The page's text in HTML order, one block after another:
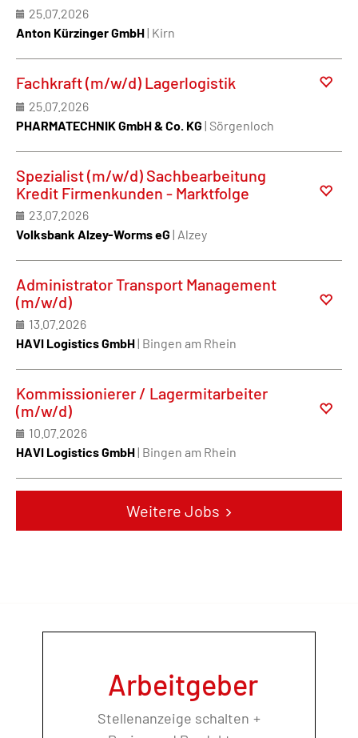
25.07.2026
Anton Kürzinger GmbH| Kirn
Fachkraft (m/w/d) Lagerlogistik
25.07.2026
PHARMATECHNIK GmbH & Co. KG | Sörgenloch
Spezialist (m/w/d) Sachbearbeitung
Kredit Firmenkunden - Marktfolge
23.07.2026
Volksbank Alzey-Worms eG | Alzey
Administrator Transport Management
(m/w/d)
13.07.2026
HAVI Logistics GmbH| Bingen am Rhein
Kommissionierer / Lagermitarbeiter
(m/w/d)
10.07.2026
HAVI Logistics GmbH| Bingen am Rhein
Weitere Jobs
Arbeitgeber
Stellenanzeige schalten